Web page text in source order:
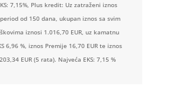
7,15%, Plus kredit: Uz zatraženi iznos
od 150 dana, ukupan iznos sa svim
iznosi 1.016,70 EUR, uz kamatnu
6,96 %, iznos Premije 16,70 EUR te iznos
EUR (5 rata). Najveća EKS: 7,15 %